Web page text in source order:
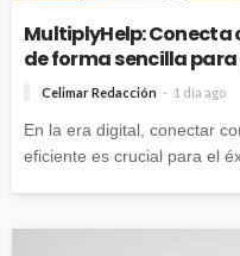
MultiplyHelp:
de forma sencilla
Celimar Redacción 1 día ago
En la era digital, conectar
eficiente es crucial para el